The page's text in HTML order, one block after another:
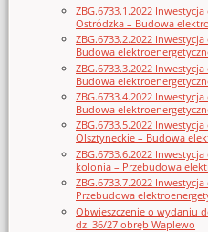
ZBG.6733.1.2022
Ostródzka – Budowa
ZBG.6733.2.2022
Budowa
ZBG.6733.3.2022
Budowa
ZBG.6733.4.2022
Budowa
ZBG.6733.5.2022
Olsztyneckie – Budowa
ZBG.6733.6.2022
kolonia – Przebudowa
ZBG.6733.7.2022
Przebudowa
Obwieszczenie o wydaniu
dz. 36/27 obręb Waplewo